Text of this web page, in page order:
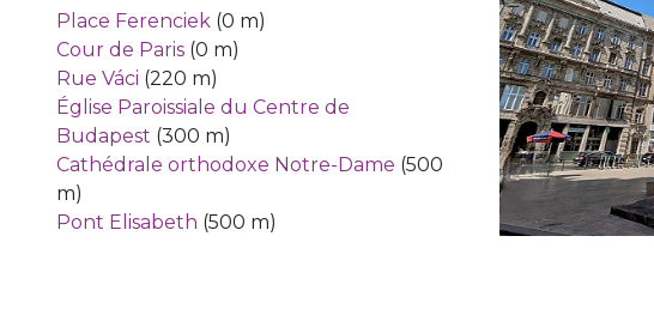
Place Ferenciek (0 m)
Cour de Paris (0 m)
Rue Váci (220 m)
Église Paroissiale du Centre de
Budapest (300 m)
Cathédrale orthodoxe Notre-Dame (500
m)
Pont Elisabeth (500 m)